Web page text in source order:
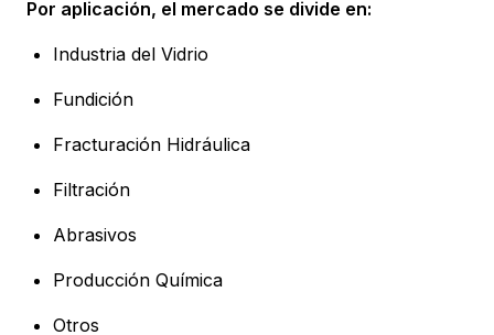
Por aplicación, el mercado se divide en:
Industria del Vidrio
Fundición
Fracturación Hidráulica
Filtración
Abrasivos
Producción Química
Otros